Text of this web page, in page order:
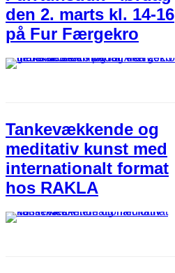
den 2. marts kl. 14-16
på Fur Færgekro
Tankevækkende og
meditativ kunst med
internationalt format
hos RAKLA